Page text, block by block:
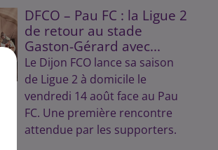
DFCO – Pau FC : la Ligue 2
de retour au stade
Gaston-Gérard avec...
Le Dijon FCO lance sa saison
de Ligue 2 à domicile le
vendredi 14 août face au Pau
FC. Une première rencontre
attendue par les supporters.